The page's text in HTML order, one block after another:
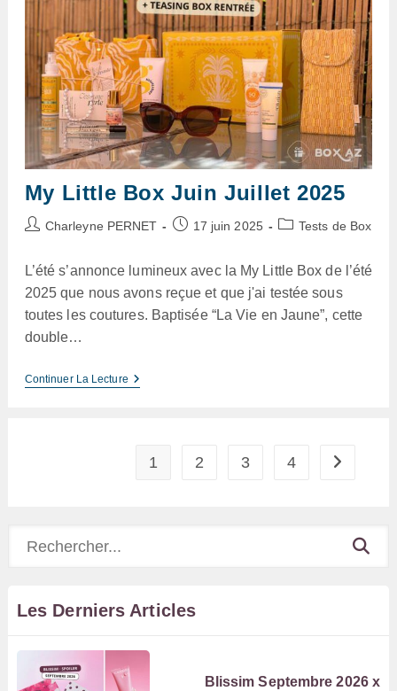
My Little Box Juin Juillet 2025
Auteur/autrice
publication :
Charleyne PERNET
Publication
17 juin 2025
PostTests de Box
L’été s’annonce lumineux avec la My Little Box de l’été
2025 que nous avons reçue et que j'ai testée sous
toutes les coutures. Baptisée “La Vie en Jaune”, cette
double…
Continuer La LectureMy
1 2 3 4 Aller à la
Les Derniers Articles
Blissim Septembre 2026 x